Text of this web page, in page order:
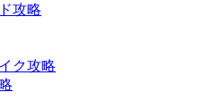
攻略
ク攻略